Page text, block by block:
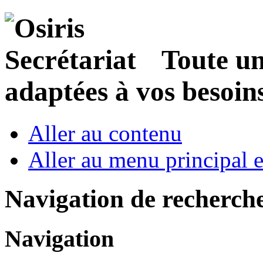
Toute
adaptées à vos
Aller au contenu
Aller au menu principal
Navigation de
Navigation